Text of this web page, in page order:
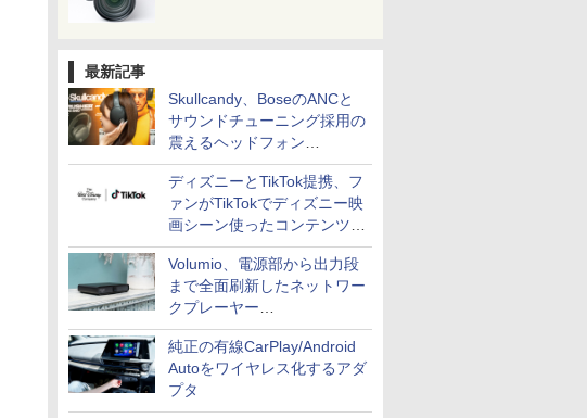
最新記事
Skullcandy、BoseのANCと
サウンドチューニング採用の
震えるヘッドフォン
「Crusher 1080 ANC」
ディズニーとTikTok提携、フ
ァンがTikTokでディズニー映
画シーン使ったコンテンツ制
作、Disney+にも配信
Volumio、電源部から出力段
まで全面刷新したネットワー
クプレーヤー
「Primo（2026）」
純正の有線CarPlay/Android
Autoをワイヤレス化するアダ
プタ